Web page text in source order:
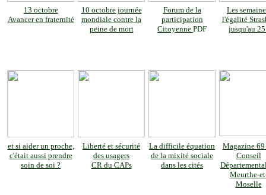
13 octobre
Avancer en fraternité
10 octobre journée
mondiale contre la
peine de mort
Forum de la
participation
Citoyenne PDF
Les
l'égalité
jusqu'au
et si aider un proche,
c'était aussi prendre
soin de soi ?
Liberté et sécurité
des usagers
CR du CAPs
La difficile équation
de la mixité sociale
dans les cités
Magazine 69
Conseil
Meurthe-
Moselle